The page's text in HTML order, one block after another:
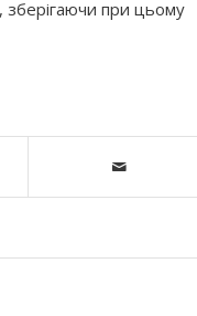
зберігаючи при цьому